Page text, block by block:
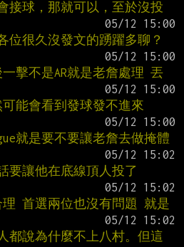
接球，那就可以，至於沒投
位很久沒發文的踴躍多聊？
擊不是AR就是老詹處理 丟
能會看到發球發不進來
就是要不要讓老詹去做掩體
要讓他在底線頂人投了
首選兩位也沒有問題 就是
都說為什麼不上八村。但這